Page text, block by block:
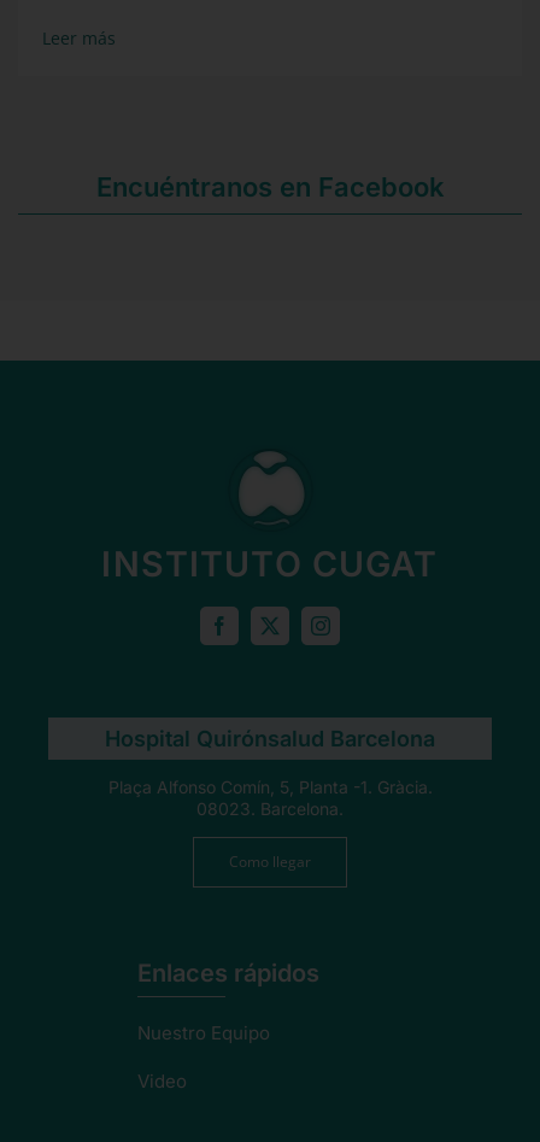
Leer más
Encuéntranos en Facebook
INSTITUTO CUGAT
Enlaces rápidos
Nuestro Equipo
Video
Hospital Quirónsalud Barcelona
Plaça Alfonso Comín, 5, Planta -1. Gràcia.
08023. Barcelona.
Como llegar